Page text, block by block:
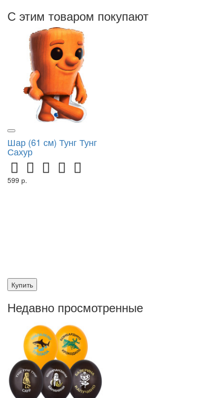
С этим товаром покупают
Шар (61 см) Тунг Тунг
Сахур
599 р.
Купить
Недавно просмотренные